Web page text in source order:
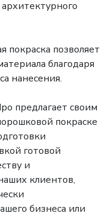
покраска позволяет
благодаря
нанесения.
предлагает своим
покраске
готовой
и
клиентов,
бизнеса или